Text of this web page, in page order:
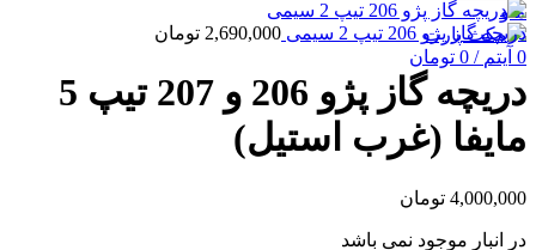
منو
0 آیتم /
0 تومان
دریچه گاز پژو 206 تیپ 2 سیمی 2,690,000 تومان
دریچه گاز پژو 206 و 207 تیپ 5
مایفا (غرب استیل)
4,000,000 تومان
در انبار موجود نمی باشد